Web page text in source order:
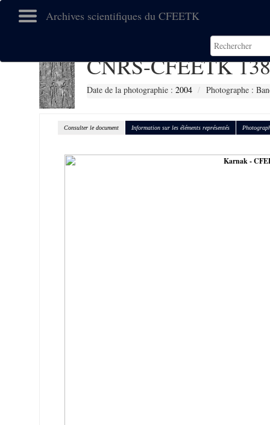
Archives scientifiques du CFEETK
CNRS-CFEETK
Date de la photographie : 2004 Photographe :
Consulter le document Information sur les éléments représentés